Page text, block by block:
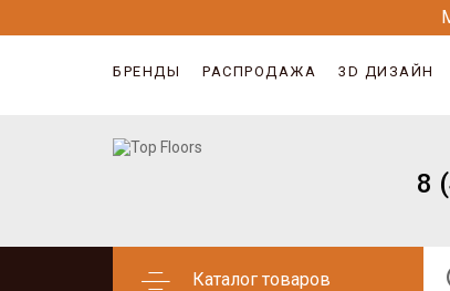
БРЕНДЫ РАСПРОДАЖА 3D ДИЗАЙН
8
Каталог товаров